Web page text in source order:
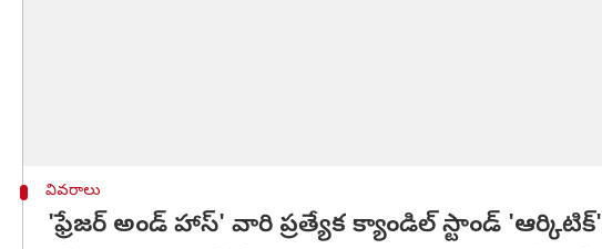
వివరాలు
'ఫ్రేజర్‌ అండ్‌ హాస్‌' వారి ప్రత్యేక క్యాండిల్‌ స్టాండ్‌ 'ఆర్కిటిక్‌'